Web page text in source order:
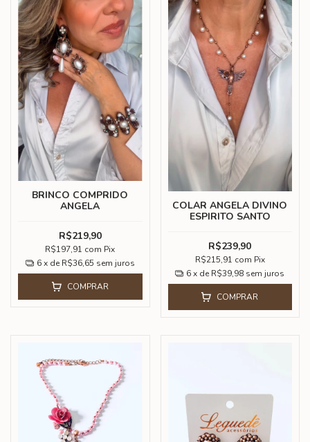
BRINCO COMPRIDO
ANGELA
R$219,90
R$197,91 com Pix
6 x de R$36,65 sem juros
COMPRAR
COLAR ANGELA DIVINO
ESPIRITO SANTO
R$239,90
R$215,91 com Pix
6 x de R$39,98 sem juros
COMPRAR